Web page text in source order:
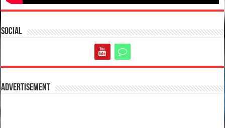
Social
Advertisement